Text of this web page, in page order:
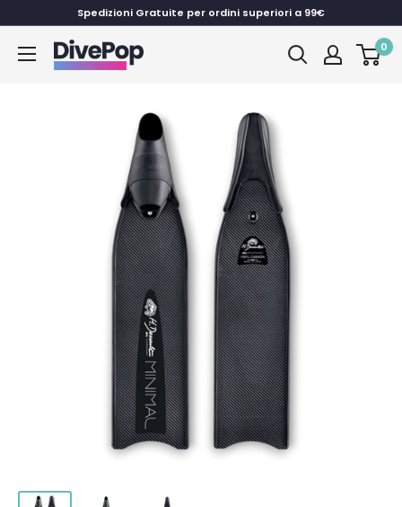
al
contenuto
Spedizioni Gratuite per ordini superiori a 99€
Dive
Pop
0